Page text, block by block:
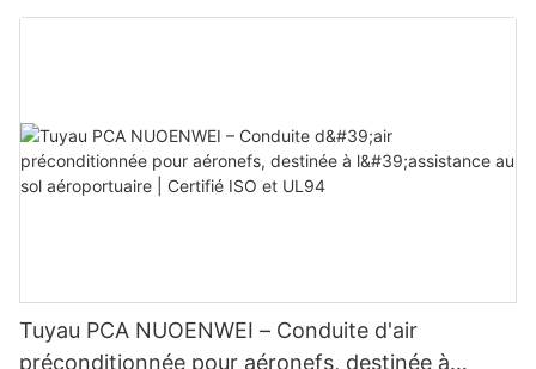
résistance avec spirale en fil d'acier (100–1500
Tuyau PCA NUOENWEI – Conduite d'air
préconditionnée pour aéronefs, destinée à